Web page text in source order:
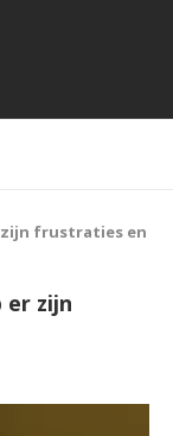
zijn frustraties en
er zijn